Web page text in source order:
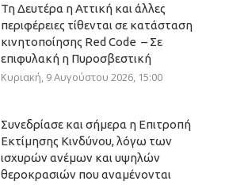
Τη Δευτέρα η Αττική και άλλες
περιφέρειες τίθενται σε κατάσταση
κινητοποίησης Red Code – Σε
επιφυλακή η Πυροσβεστική
Κυριακή, 9 Αυγούστου 2026, 15:00
Συνεδρίασε και σήμερα η Επιτροπή
Εκτίμησης Κινδύνου, λόγω των
ισχυρών ανέμων και υψηλών
θεροκρασιών που αναμένονται